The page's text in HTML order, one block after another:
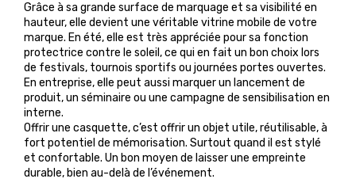
Grâce à sa grande surface de marquage et sa visibilité en
hauteur, elle devient une véritable vitrine mobile de votre
marque. En été, elle est très appréciée pour sa fonction
protectrice contre le soleil, ce qui en fait un bon choix lors
de festivals, tournois sportifs ou journées portes ouvertes.
En entreprise, elle peut aussi marquer un lancement de
produit, un séminaire ou une campagne de sensibilisation en
interne.
Offrir une casquette, c’est offrir un objet utile, réutilisable, à
fort potentiel de mémorisation. Surtout quand il est stylé
et confortable. Un bon moyen de laisser une empreinte
durable, bien au-delà de l’événement.